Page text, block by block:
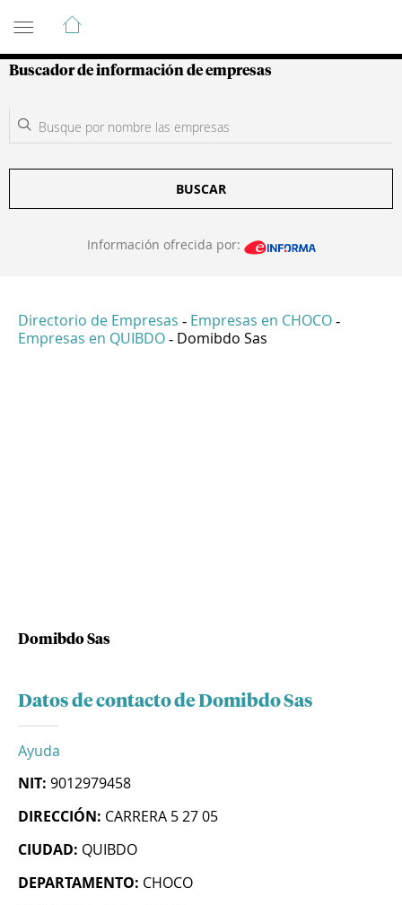
Guía de Empresas Colombianas
Buscador de información de empresas
BUSCAR
Información ofrecida por:
Directorio de Empresas - Empresas en CHOCO -
Empresas en QUIBDO - Domibdo Sas
Domibdo Sas
Datos de contacto de Domibdo Sas
Ayuda
NIT: 9012979458
DIRECCIÓN: CARRERA 5 27 05
CIUDAD: QUIBDO
DEPARTAMENTO: CHOCO